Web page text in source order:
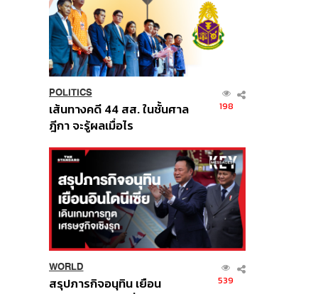
POLITICS
เส้นทางคดี 44 สส. ในชั้นศาล
ฎีกา จะรู้ผลเมื่อไร
198
WORLD
สรุปภารกิจอนุทิน เยือน
539